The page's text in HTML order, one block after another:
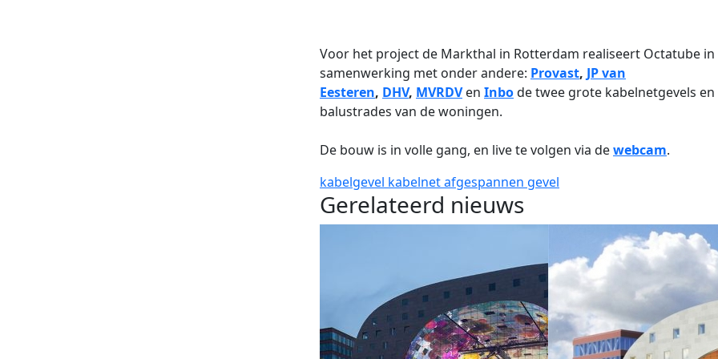
Voor het project de Markthal in Rotterdam realiseert Octatube in
samenwerking met onder andere: Provast, JP van
Eesteren, DHV, MVRDVen Inbode twee grote kabelnetgevels en
balustrades van de woningen.
De bouw is in volle gang, en live te volgen via dewebcam.
kabelgevel kabelnetafgespannen gevel
Gerelateerd nieuws